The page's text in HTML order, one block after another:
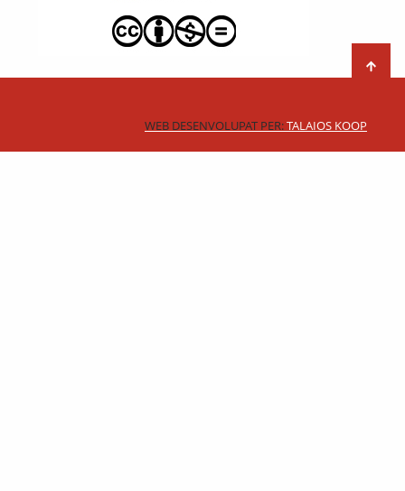
WEB DESENVOLUPAT PER:TALAIOS KOOP